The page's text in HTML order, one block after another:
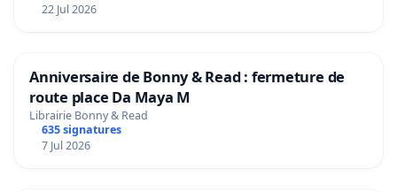
22 Jul 2026
Anniversaire de Bonny & Read : fermeture de
route place Da Maya M
Librairie Bonny & Read
635 signatures
7 Jul 2026